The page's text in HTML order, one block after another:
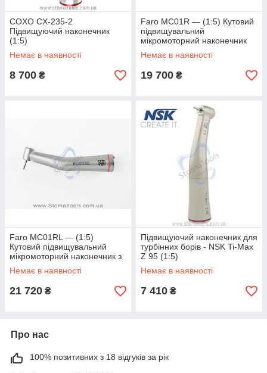
COXO CX-235-2
Підвищуючий наконечник
(1:5)
Немає в наявності
8 700 ₴
Faro MC01R — (1:5) Кутовий
підвищувальний
мікромоторний наконечник
Немає в наявності
19 700 ₴
Faro MC01RL — (1:5)
Кутовий підвищувальний
мікромоторний наконечник з
оптикою
Немає в наявності
21 720 ₴
Підвищуючий наконечник для
турбінних борів - NSK Ti-Max
Z 95 (1:5)
Немає в наявності
7 410 ₴
Про нас
100% позитивних з 18 відгуків за рік